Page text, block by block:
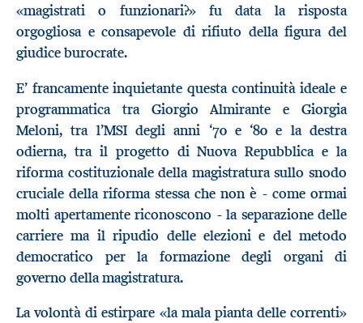
«magistrati o funzionari?» fu data la risposta
orgogliosa e consapevole di rifiuto della figura del
giudice burocrate.
E’ francamente inquietante questa continuità ideale e
programmatica tra Giorgio Almirante e Giorgia
Meloni, tra l’MSI degli anni ‘70 e ‘80 e la destra
odierna, tra il progetto di Nuova Repubblica e la
riforma costituzionale della magistratura sullo snodo
cruciale della riforma stessa che non è - come ormai
molti apertamente riconoscono - la separazione delle
carriere ma il ripudio delle elezioni e del metodo
democratico per la formazione degli organi di
governo della magistratura.
La volontà di estirpare «la mala pianta delle correnti»